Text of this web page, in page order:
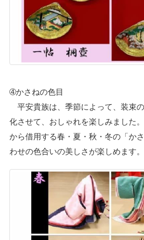
➃かさねの色目
平安貴族は、季節によって、装束
化させて、おしゃれを楽しみました
から借用する春・夏・秋・冬の「か
わせの色合いの美しさが楽しめます。